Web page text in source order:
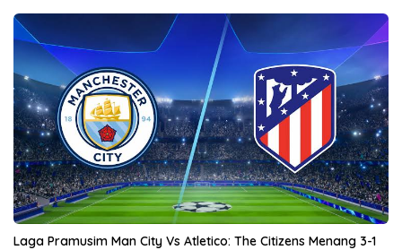
Laga Pramusim Man City Vs Atletico: The Citizens Menang 3-1